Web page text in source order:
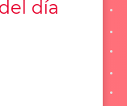
día